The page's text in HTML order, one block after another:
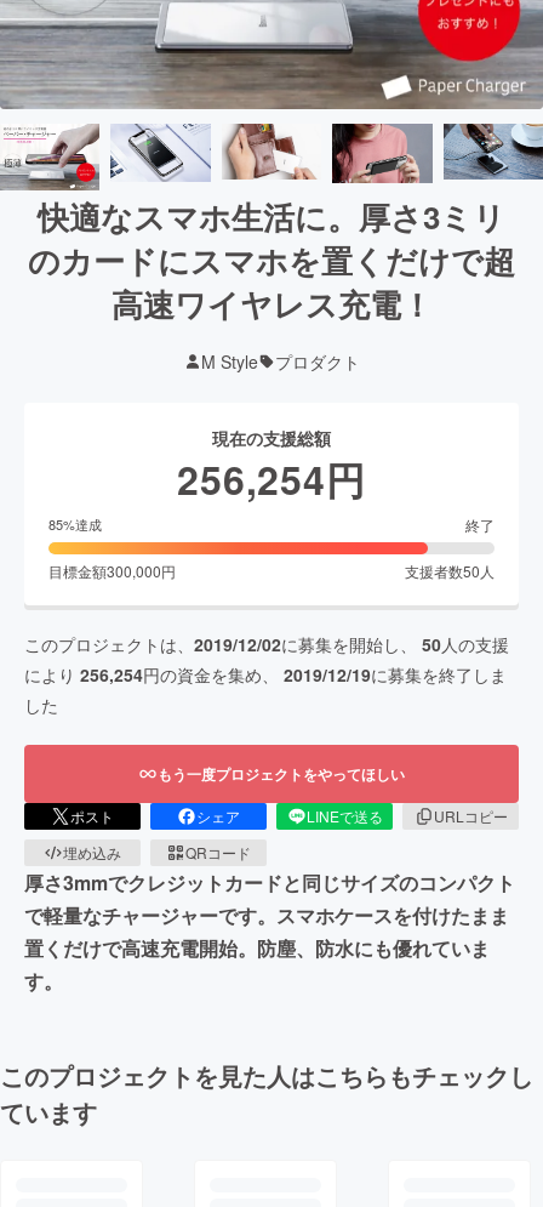
快適なスマホ生活に。厚さ3ミリ
のカードにスマホを置くだけで超
高速ワイヤレス充電！
M Style プロダクト
現在の支援総額
256,254円
85%達成 終了
目標金額300,000円 支援者数50 人
このプロジェクトは、 2019/12/02に募集を開始し、 50人の支援
により 256,254円の資金を集め、 2019/12/19に募集を終了しま
した
もう一度プロジェクトをやってほしい
ポスト シェア LINEで送る
URLコピー
埋め込み
QRコード
厚さ3mmでクレジットカードと同じサイズのコンパクト
で軽量なチャージャーです。スマホケースを付けたまま
置くだけで高速充電開始。防塵、防水にも優れていま
す。
このプロジェクトを見た人はこちらもチェックし
ています